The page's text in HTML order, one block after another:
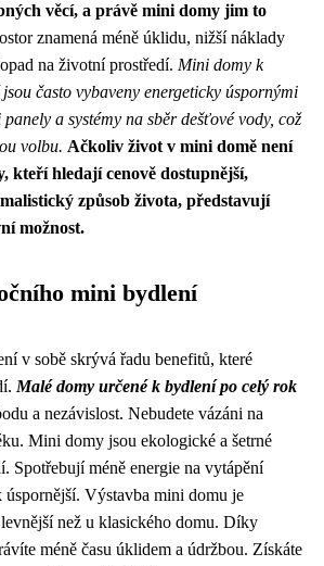
věcí, a právě mini domy jim to
znamená méně úklidu, nižší náklady
na životní prostředí. Mini domy k
často vybaveny energeticky úspornými
a systémy na sběr dešťové vody, což
volbu. Ačkoliv život v mini domě není
kteří hledají cenově dostupnější,
způsob života, představují
možnost.
mini bydlení
v sobě skrývá řadu benefitů, které
Malé domy určené k bydlení po celý rok
a nezávislost. Nebudete vázáni na
Mini domy jsou ekologické a šetrné
Spotřebují méně energie na vytápění
úspornější. Výstavba mini domu je
než u klasického domu. Díky
méně času úklidem a údržbou. Získáte